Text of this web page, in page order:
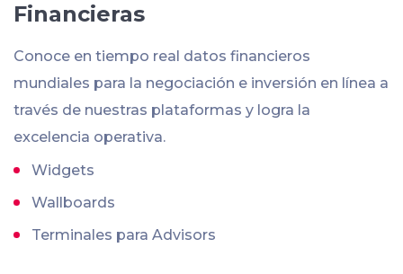
Financieras
Conoce en tiempo real datos financieros
mundiales para la negociación e inversión en línea a
través de nuestras plataformas y logra la
excelencia operativa.
Widgets
Wallboards
Terminales para Advisors